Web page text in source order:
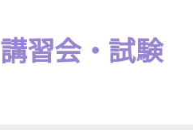
講習会・試験